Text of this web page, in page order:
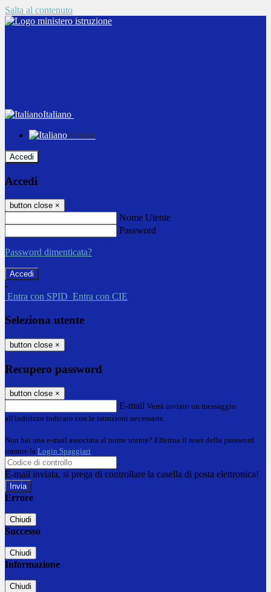
Salta al contenuto
Italiano
Italiano
Accedi
Accedi
button close ×
Nome Utente
Password
Password dimenticata?
-
Entra con SPID Entra con CIE
Seleziona utente
button close ×
Recupero password
button close ×
E-mail Verrà inviato un messaggio
all'indirizzo indicato con le istruzioni necessarie.
Non hai una e-mail associata al nome utente? Effettua il reset della password
tramite la Login Spaggiari
E-mail inviata, si prega di controllare la casella di posta elettronica!
Errore
Chiudi
Successo
Chiudi
Informazione
Chiudi